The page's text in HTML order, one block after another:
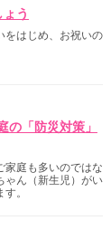
う
をはじめ、お祝いの
の「防災対策」
家庭も多いのではな
ゃん（新生児）がい
。